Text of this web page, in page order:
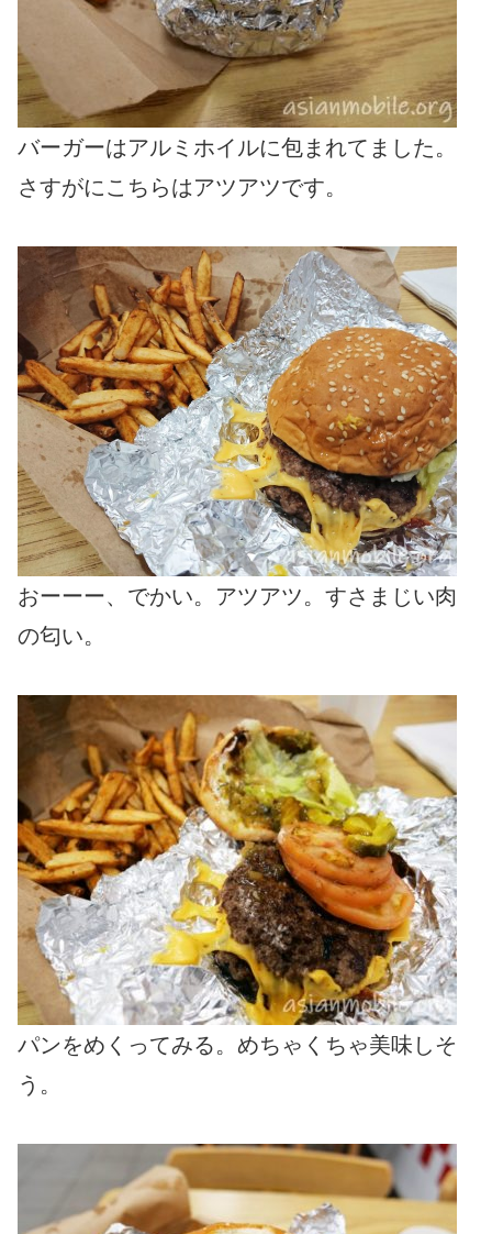
バーガーはアルミホイルに包まれてました。
さすがにこちらはアツアツです。
おーーー、でかい。アツアツ。すさまじい肉
の匂い。
パンをめくってみる。めちゃくちゃ美味しそ
う。